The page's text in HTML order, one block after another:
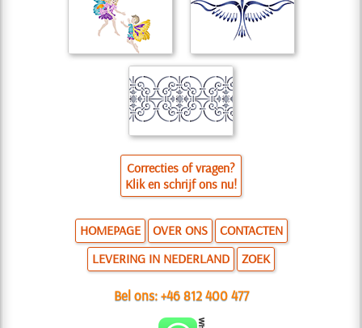
Correcties of vragen?
Klik en schrijf ons nu!
HOMEPAGE OVER ONS
CONTACTEN
LEVERING IN NEDERLAND
ZOEK
Bel ons:+46 812 400 477